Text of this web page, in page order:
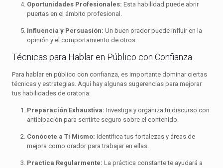
Oportunidades Profesionales: Esta habilidad puede abrir
puertas en el ámbito profesional.
Influencia y Persuasión: Un buen orador puede influir en la
opinión y el comportamiento de otros.
Técnicas para Hablar en Público con Confianza
Para hablar en público con confianza, es importante dominar ciertas
técnicas y estrategias. Aquí hay algunas sugerencias para mejorar
tus habilidades de oratoria:
Preparación Exhaustiva: Investiga y organiza tu discurso con
anticipación para sentirte seguro sobre el contenido.
Conócete a Ti Mismo: Identifica tus fortalezas y áreas de
mejora como orador para trabajar en ellas.
Practica Regularmente: La práctica constante te ayudará a